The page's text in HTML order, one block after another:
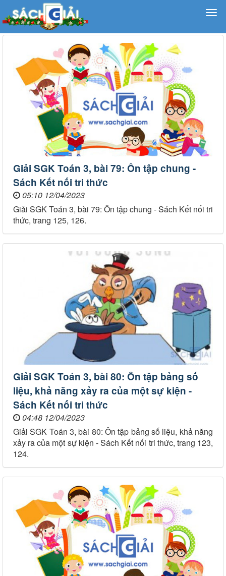
Giải SGK Toán 3, bài 79: Ôn tập chung -
Sách Kết nối tri thức
05:10 12/04/2023
Giải SGK Toán 3, bài 79: Ôn tập chung - Sách Kết nối tri
thức, trang 125, 126.
Giải SGK Toán 3, bài 80: Ôn tập bảng số
liệu, khả năng xảy ra của một sự kiện -
Sách Kết nối tri thức
04:48 12/04/2023
Giải SGK Toán 3, bài 80: Ôn tập bảng số liệu, khả năng
xảy ra của một sự kiện - Sách Kết nối tri thức, trang 123,
124.